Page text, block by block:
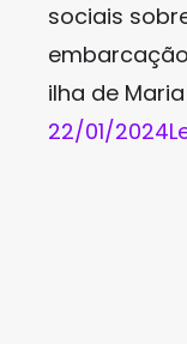
sociais
ilha de
22/01/2024